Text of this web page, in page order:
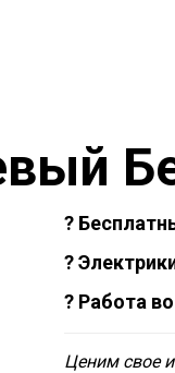
?
?
? Работа
Ценим свое